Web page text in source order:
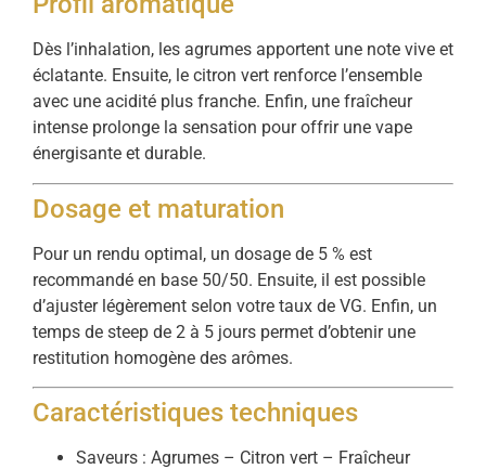
Dès l’inhalation, les agrumes apportent une note vive et
éclatante. Ensuite, le citron vert renforce l’ensemble
avec une acidité plus franche. Enfin, une fraîcheur
intense prolonge la sensation pour offrir une vape
énergisante et durable.
Dosage et maturation
Pour un rendu optimal, un dosage de 5 % est
recommandé en base 50/50. Ensuite, il est possible
d’ajuster légèrement selon votre taux de VG. Enfin, un
temps de steep de 2 à 5 jours permet d’obtenir une
restitution homogène des arômes.
Caractéristiques techniques
Saveurs : Agrumes – Citron vert – Fraîcheur